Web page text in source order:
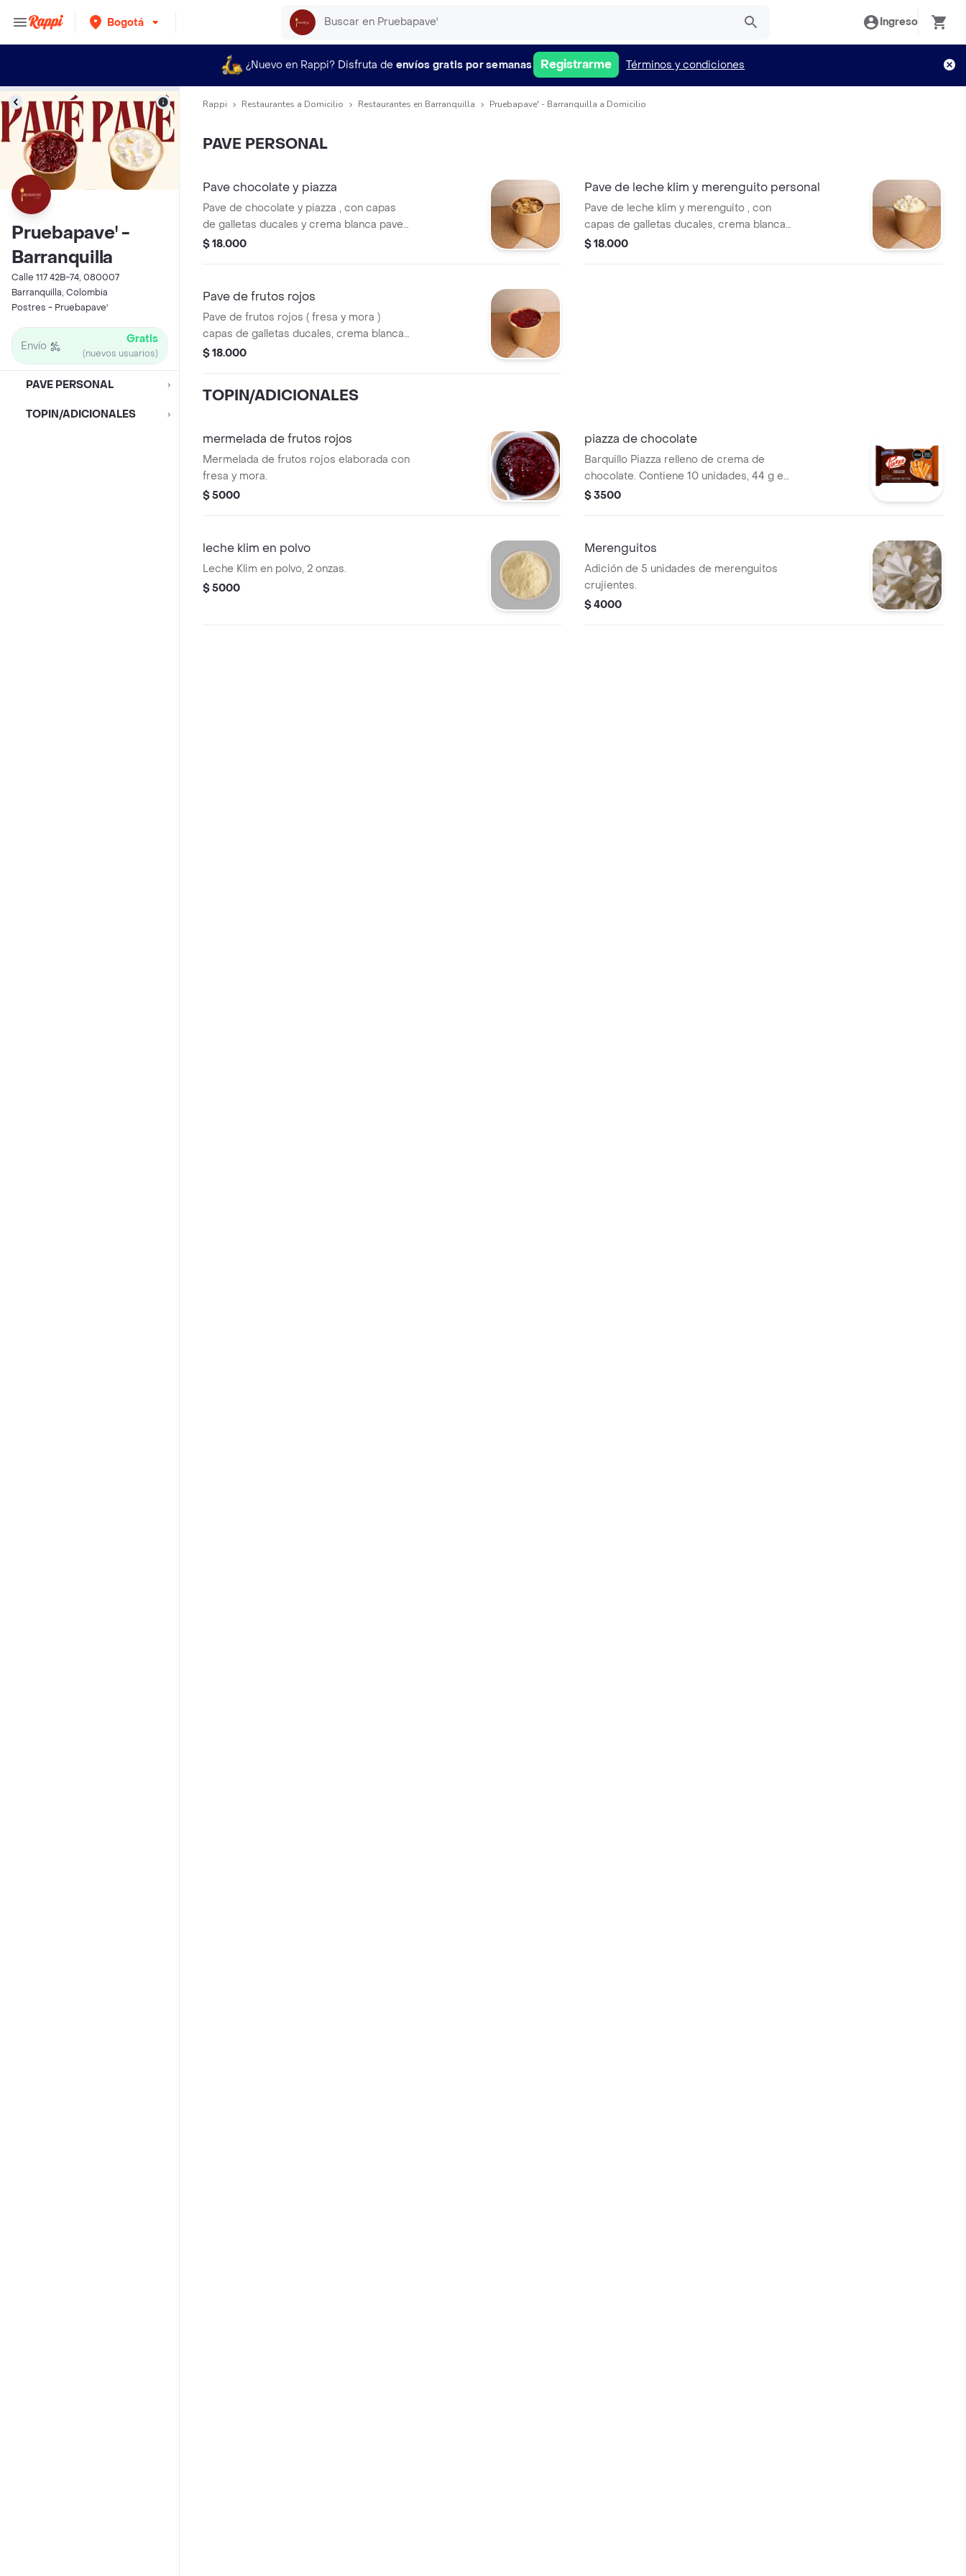
Bogotá Ingreso
¿Nuevo en Rappi? Disfruta de envíos gratis por semanas Registrarme Términos y condiciones
Pruebapave' -
Barranquilla
Calle 117 42B-74, 080007
Barranquilla, Colombia
Postres - Pruebapave'
Envío Gratis
(nuevos usuarios)
PAVE PERSONAL
TOPIN/ADICIONALES
Rappi Restaurantes a Domicilio Restaurantes en Barranquilla Pruebapave' - Barranquilla a Domicilio
PAVE PERSONAL
Pave chocolate y piazza
Pave de chocolate y piazza , con capas
de galletas ducales y crema blanca pave
de la casa, un postre clásico para
$ 18.000
Pave de leche klim y merenguito personal
Pave de leche klim y merenguito , con
capas de galletas ducales, crema blanca
pave de la casa y leche condensada, ideal
$ 18.000
Pave de frutos rojos
Pave de frutos rojos ( fresa y mora )
capas de galletas ducales, crema blanca
pave de la casa. ideal para disfrutar
$ 18.000
TOPIN/ADICIONALES
mermelada de frutos rojos
Mermelada de frutos rojos elaborada con
fresa y mora.
$ 5000
piazza de chocolate
Barquillo Piazza relleno de crema de
chocolate. Contiene 10 unidades, 44 g en
total.
$ 3500
leche klim en polvo
Leche Klim en polvo, 2 onzas.
$ 5000
Merenguitos
Adición de 5 unidades de merenguitos
crujientes.
$ 4000